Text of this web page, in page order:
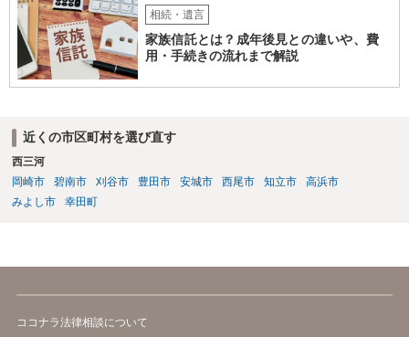
相続・遺言
家族信託とは？成年後見との違いや、費
用・手続きの流れまで解説
近くの市区町村を選び直す
西三河
岡崎市
碧南市 刈谷市 豊田市 安城市 西尾市 知立市
高浜市
みよし市
幸田町
ココナラ法律相談について